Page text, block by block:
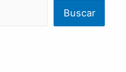
Buscar